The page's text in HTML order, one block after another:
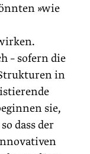
»wie
– sofern die
in
sie,
dass der